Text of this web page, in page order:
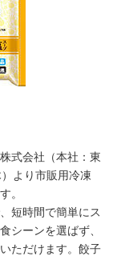
式会社（本社：東
より市販用冷凍
。
短時間で簡単にス
シーンを選ばず、
ただけます。餃子